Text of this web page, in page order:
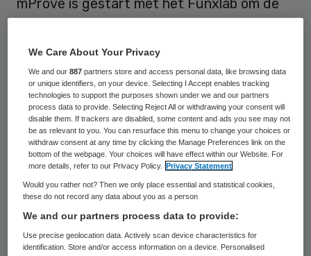
mProve is gestart met het Funxlab om de
Het lab focust zich op technologische
innovaties die het werk in de ziekenhuizen
leuker en makkelijker maken. Op deze
manier is er meer tijd voor directe
patiëntenzorg.
Effectiever en leuker
De zeven topklinische mProve ziekenhuizen
We Care About Your Privacy
We and our887 partners store and access personal data, like browsing data
or unique identifiers, on your device. Selecting I Accept enables tracking
technologies to support the purposes shown under we and our partners
process data to provide. Selecting Reject All or withdrawing your consent will
disable them. If trackers are disabled, some content and ads you see may not
be as relevant to you. You can resurface this menu to change your choices or
withdraw consent at any time by clicking the Manage Preferences link on the
bottom of the webpage. Your choices will have effect within our Website. For
more details, refer to our Privacy Policy.
Privacy Statement
Would you rather not? Then we only place essential and statistical cookies,
these do not record any data about you as a person
We and our partners process data to provide:
Use precise geolocation data. Actively scan device characteristics for
identification. Store and/or access information on a device. Personalised